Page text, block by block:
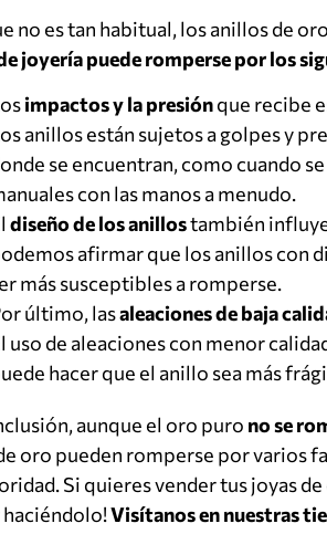
no es tan habitual, los anillos de
joyería puede romperse por los
impactos y la presiónque recibe
anillos están sujetos a golpes y
se encuentran, como cuando
con las manos a menudo.
diseño de los anillostambién
afirmar que los anillos con
más susceptibles a romperse.
último, lasaleaciones de baja
uso de aleaciones con menor
hacer que el anillo sea más
aunque el oro puro no se
oro pueden romperse por varios
Si quieres vender tus joyas
haciéndolo!Visítanos en nuestras